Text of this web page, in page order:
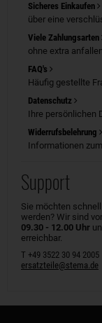
Sicheres Einkaufen
über eine
Viele Zahlungsarten
ohne extra
FAQ's
Häufig gestellte
Datenschutz
Ihre persönlichen
Widerrufsbelehrung
Informationen
Support
Sie möchten
werden? Wir sind
09.30 - 12.00 Uhr
erreichbar.
T +49 3522 30 94 2005
ersatzteile@stema.de